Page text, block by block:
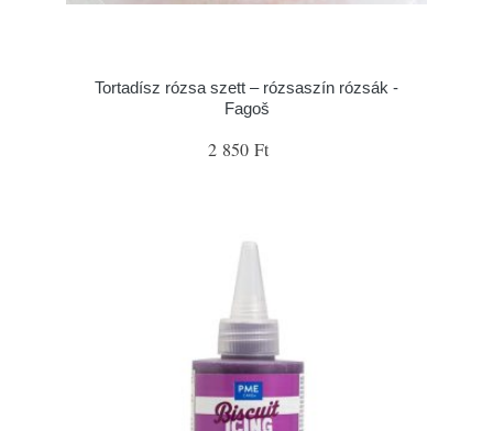
Tortadísz rózsa szett – rózsaszín rózsák -
Fagoš
2 850 Ft